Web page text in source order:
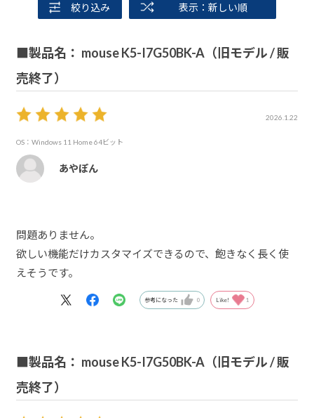
絞り込み 表示：新しい順
■製品名： mouse K5-I7G50BK-A（旧モデル / 販
売終了）
2026.1.22
OS：Windows 11 Home 64ビット
あやぽん
問題ありません。
欲しい機能だけカスタマイズできるので、飽きなく長く使
えそうです。
参考になった 0 Like! 1
■製品名： mouse K5-I7G50BK-A（旧モデル / 販
売終了）